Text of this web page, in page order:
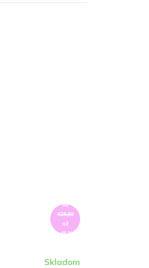
od
€28,80
až
–45 %
Skladom